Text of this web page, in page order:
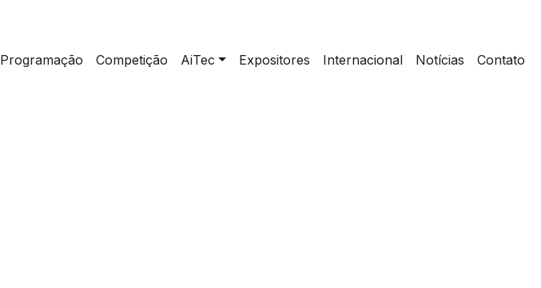
Programação Competição AiTec Expositores Internacional Notícias Contato